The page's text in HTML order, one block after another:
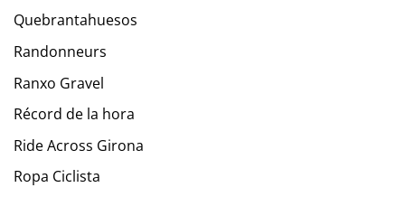
Quebrantahuesos
Randonneurs
Ranxo Gravel
Récord de la hora
Ride Across Girona
Ropa Ciclista